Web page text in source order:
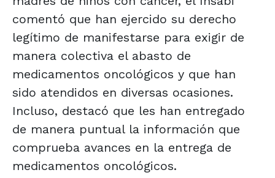
comentó que han ejercido su derecho
legítimo de manifestarse para exigir de
manera colectiva el abasto de
medicamentos oncológicos y que han
sido atendidos en diversas ocasiones.
Incluso, destacó que les han entregado
de manera puntual la información que
comprueba avances en la entrega de
medicamentos oncológicos.